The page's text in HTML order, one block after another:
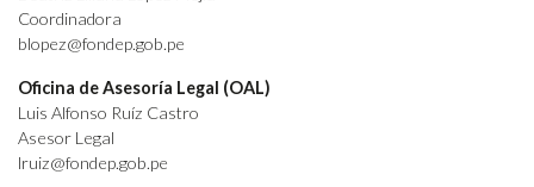
Coordinadora
blopez@fondep.gob.pe
Oficina de Asesoría Legal (OAL)
Luis Alfonso Ruíz Castro
Asesor Legal
lruiz@fondep.gob.pe